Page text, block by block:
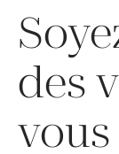
des